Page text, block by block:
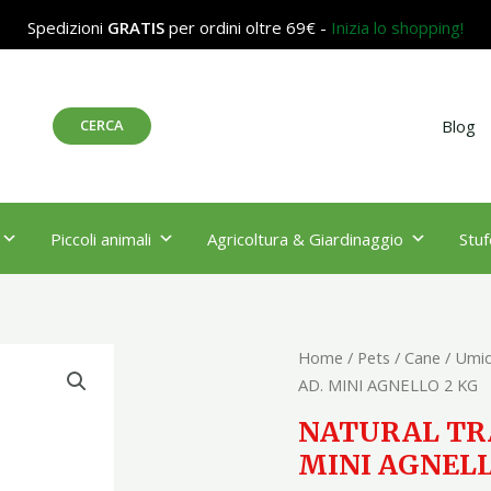
Spedizioni GRATIS per ordini oltre 69€ - Inizia lo shopping!
CERCA Blog
Piccoli animali Agricoltura & Giardinaggio
Home / Pets / Cane /
AD. MINI AGNELLO 2 KG
NATURAL
MINI
NATURAL
TRAINER
NO
GLUTEN